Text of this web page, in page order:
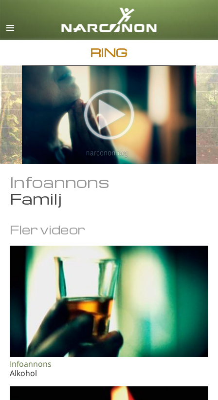
Dansk
Grekiska
Español
Hebreiska
Magyar
Italiano
Svenska
Kinesiska
Arabiska
Nepali
Ukrainska
Kroatiska
RING
Infoannons
Familj
Fler videor
Infoannons
Alkohol